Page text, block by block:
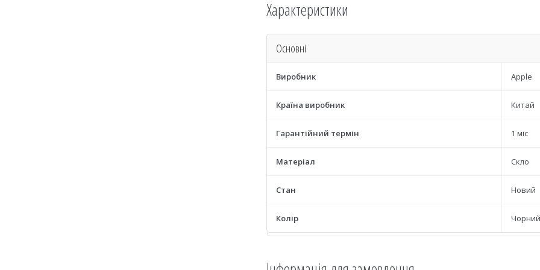
Характеристики
Основні
Виробник Apple
Країна виробник Китай
Гарантійний термін 1 міс
Матеріал Скло
Стан Новий
Колір Чорний